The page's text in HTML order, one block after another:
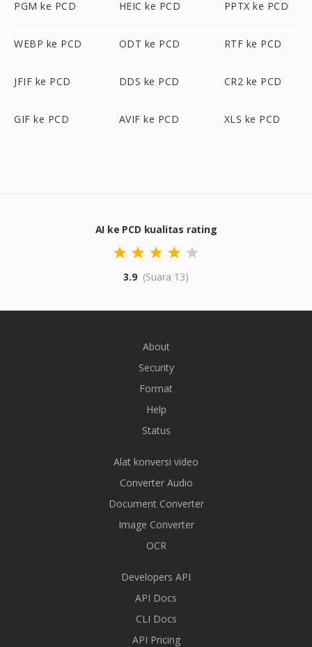
PGM ke PCD HEIC ke PCD PPTX ke PCD
WEBP ke PCD ODT ke PCD RTF ke PCD
JFIF ke PCD DDS ke PCD CR2 ke PCD
GIF ke PCD AVIF ke PCD XLS ke PCD
AI ke PCD kualitas rating
3.9 (Suara 13)
About
Security
Format
Help
Status
Alat konversi video
Converter Audio
Document Converter
Image Converter
OCR
Developers API
API Docs
CLI Docs
API Pricing